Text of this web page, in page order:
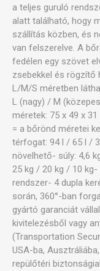
a teljes guruló
alatt található, hogy
szállítás közben, és
van felszerelve. A
fedélen egy szövet
zsebekkel és rögzítő
L/M/S méretben
L (nagy) / M
méretek: 75 x 49 x
= a bőrönd méretei
térfogat: 94 l / 65 l /
növelhető- súly: 4,6
25 kg / 20 kg / 10
rendszer- 4 dupla
során, 360°-ban
gyártó garanciát
kivitelezésből vagy
(Transportation
USA-ba,
repülőtéri